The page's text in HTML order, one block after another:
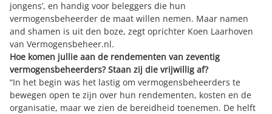
jongens’, en handig voor beleggers die hun
vermogensbeheerder de maat willen nemen. Maar namen
and shamen is uit den boze, zegt oprichter Koen Laarhoven
van Vermogensbeheer.nl.
Hoe komen jullie aan de rendementen van zeventig
vermogensbeheerders? Staan zij die vrijwillig af?
“In het begin was het lastig om vermogensbeheerders te
bewegen open te zijn over hun rendementen, kosten en de
organisatie, maar we zien de bereidheid toenemen. De helft